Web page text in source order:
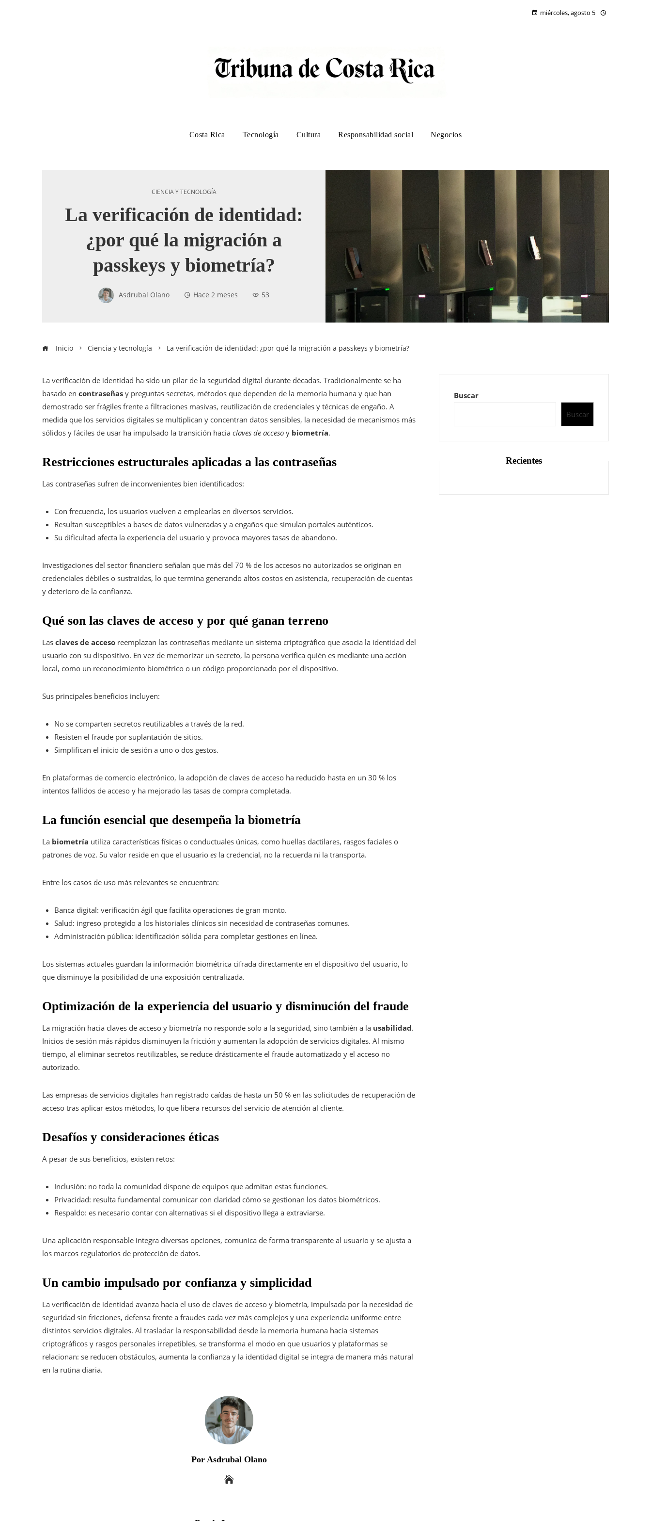
miércoles, agosto 5
Costa Rica Tecnología Cultura Responsabilidad social Negocios
CIENCIA Y TECNOLOGÍA
La verificación de identidad:
¿por qué la migración a
passkeys y biometría?
Asdrubal Olano Hace 2 meses 53
Inicio Ciencia y tecnología La verificación de identidad: ¿por qué la migración a passkeys y biometría?
La verificación de identidad ha sido un pilar de la seguridad digital durante décadas. Tradicionalmente se ha
basado en contraseñas y preguntas secretas, métodos que dependen de la memoria humana y que han
demostrado ser frágiles frente a filtraciones masivas, reutilización de credenciales y técnicas de engaño. A
medida que los servicios digitales se multiplican y concentran datos sensibles, la necesidad de mecanismos más
sólidos y fáciles de usar ha impulsado la transición hacia claves de acceso y biometría.
Restricciones estructurales aplicadas a las contraseñas
Las contraseñas sufren de inconvenientes bien identificados:
Con frecuencia, los usuarios vuelven a emplearlas en diversos servicios.
Resultan susceptibles a bases de datos vulneradas y a engaños que simulan portales auténticos.
Su dificultad afecta la experiencia del usuario y provoca mayores tasas de abandono.
Investigaciones del sector financiero señalan que más del 70 % de los accesos no autorizados se originan en
credenciales débiles o sustraídas, lo que termina generando altos costos en asistencia, recuperación de cuentas
y deterioro de la confianza.
Qué son las claves de acceso y por qué ganan terreno
Las claves de acceso reemplazan las contraseñas mediante un sistema criptográfico que asocia la identidad del
usuario con su dispositivo. En vez de memorizar un secreto, la persona verifica quién es mediante una acción
local, como un reconocimiento biométrico o un código proporcionado por el dispositivo.
Sus principales beneficios incluyen:
No se comparten secretos reutilizables a través de la red.
Resisten el fraude por suplantación de sitios.
Simplifican el inicio de sesión a uno o dos gestos.
En plataformas de comercio electrónico, la adopción de claves de acceso ha reducido hasta en un 30 % los
intentos fallidos de acceso y ha mejorado las tasas de compra completada.
La función esencial que desempeña la biometría
La biometría utiliza características físicas o conductuales únicas, como huellas dactilares, rasgos faciales o
patrones de voz. Su valor reside en que el usuario es la credencial, no la recuerda ni la transporta.
Entre los casos de uso más relevantes se encuentran:
Banca digital: verificación ágil que facilita operaciones de gran monto.
Salud: ingreso protegido a los historiales clínicos sin necesidad de contraseñas comunes.
Administración pública: identificación sólida para completar gestiones en línea.
Los sistemas actuales guardan la información biométrica cifrada directamente en el dispositivo del usuario, lo
que disminuye la posibilidad de una exposición centralizada.
Optimización de la experiencia del usuario y disminución del fraude
La migración hacia claves de acceso y biometría no responde solo a la seguridad, sino también a la usabilidad.
Inicios de sesión más rápidos disminuyen la fricción y aumentan la adopción de servicios digitales. Al mismo
tiempo, al eliminar secretos reutilizables, se reduce drásticamente el fraude automatizado y el acceso no
autorizado.
Las empresas de servicios digitales han registrado caídas de hasta un 50 % en las solicitudes de recuperación de
acceso tras aplicar estos métodos, lo que libera recursos del servicio de atención al cliente.
Desafíos y consideraciones éticas
A pesar de sus beneficios, existen retos:
Inclusión: no toda la comunidad dispone de equipos que admitan estas funciones.
Privacidad: resulta fundamental comunicar con claridad cómo se gestionan los datos biométricos.
Respaldo: es necesario contar con alternativas si el dispositivo llega a extraviarse.
Una aplicación responsable integra diversas opciones, comunica de forma transparente al usuario y se ajusta a
los marcos regulatorios de protección de datos.
Un cambio impulsado por confianza y simplicidad
La verificación de identidad avanza hacia el uso de claves de acceso y biometría, impulsada por la necesidad de
seguridad sin fricciones, defensa frente a fraudes cada vez más complejos y una experiencia uniforme entre
distintos servicios digitales. Al trasladar la responsabilidad desde la memoria humana hacia sistemas
criptográficos y rasgos personales irrepetibles, se transforma el modo en que usuarios y plataformas se
relacionan: se reducen obstáculos, aumenta la confianza y la identidad digital se integra de manera más natural
en la rutina diaria.
Por Asdrubal Olano
Buscar
Buscar
Recientes